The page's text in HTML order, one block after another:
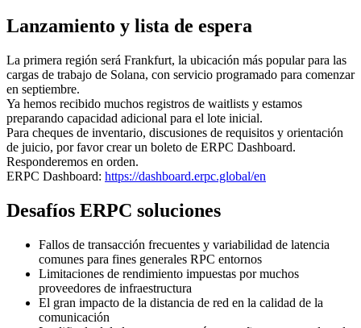
Lanzamiento y lista de espera
La primera región será Frankfurt, la ubicación más popular para las
cargas de trabajo de Solana, con servicio programado para comenzar
en septiembre.
Ya hemos recibido muchos registros de waitlists y estamos
preparando capacidad adicional para el lote inicial.
Para cheques de inventario, discusiones de requisitos y orientación
de juicio, por favor crear un boleto de ERPC Dashboard.
Responderemos en orden.
ERPC Dashboard: https://dashboard.erpc.global/en
Desafíos ERPC soluciones
Fallos de transacción frecuentes y variabilidad de latencia
comunes para fines generales RPC entornos
Limitaciones de rendimiento impuestas por muchos
proveedores de infraestructura
El gran impacto de la distancia de red en la calidad de la
comunicación